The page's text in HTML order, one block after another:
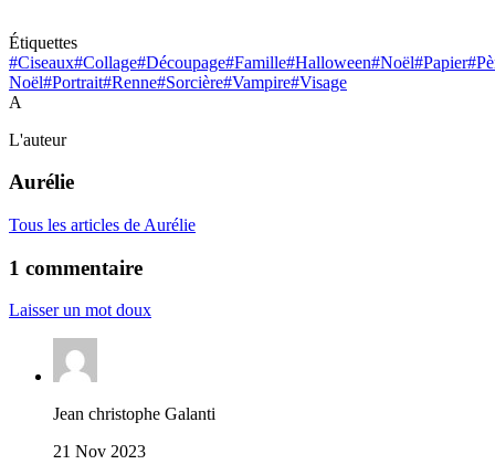
Étiquettes
#Ciseaux#Collage#Découpage#Famille#Halloween#Noël#Papier
Noël#Portrait#Renne#Sorcière#Vampire#Visage
A
L'auteur
Aurélie
Tous les articles de Aurélie
1 commentaire
Laisser un mot doux
Jean christophe Galanti
21 Nov 2023